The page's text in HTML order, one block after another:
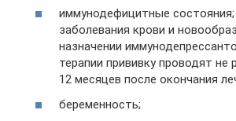
иммунодефицитные
заболевания крови и
назначении
терапии прививку проводят не
12 месяцев после окончания
беременность;